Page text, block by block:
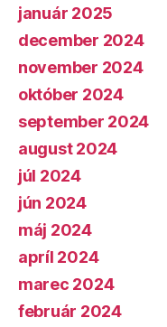
január 2025
december 2024
november 2024
október 2024
september 2024
august 2024
júl 2024
jún 2024
máj 2024
apríl 2024
marec 2024
február 2024